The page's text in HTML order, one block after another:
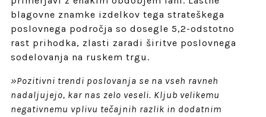
blagovne znamke izdelkov tega strateškega
poslovnega področja so dosegle 5,2-odstotno
rast prihodka, zlasti zaradi širitve poslovnega
sodelovanja na ruskem trgu.
»Pozitivni trendi poslovanja se na vseh ravneh
nadaljujejo, kar nas zelo veseli. Kljub velikemu
negativnemu vplivu tečajnih razlik in dodatnim